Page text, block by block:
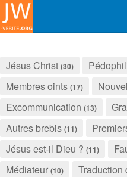
Jésus Christ (30)
Membres oints (17)
Excommunication (13)
Autres brebis (11)
Jésus est-il Dieu ? (11)
Médiateur (10) Traduction